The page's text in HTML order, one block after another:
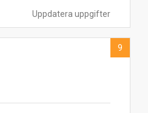
Uppdatera uppgifter
9